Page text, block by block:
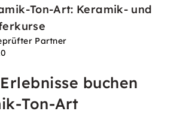
Ton-Art: Keramik- und
Partner
buchen
Ton-Art